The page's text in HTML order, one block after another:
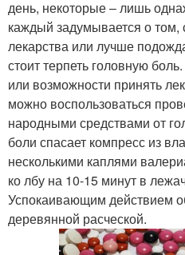
день, некоторые – лишь
каждый задумывается о том,
лекарства или лучше
стоит терпеть головную
или возможности принять
можно воспользоваться
народными средствами от
боли спасает компресс из
несколькими каплями
ко лбу на 10-15 минут в
Успокаивающим действием
деревянной расческой.